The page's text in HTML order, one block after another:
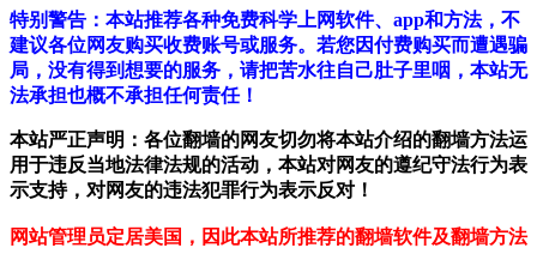
特别警告：本站推荐各种免费科学上网软件、app和方法，不
建议各位网友购买收费账号或服务。若您因付费购买而遭遇骗
局，没有得到想要的服务，请把苦水往自己肚子里咽，本站无
法承担也概不承担任何责任！
本站严正声明：各位翻墙的网友切勿将本站介绍的翻墙方法运
用于违反当地法律法规的活动，本站对网友的遵纪守法行为表
示支持，对网友的违法犯罪行为表示反对！
网站管理员定居美国，因此本站所推荐的翻墙软件及翻墙方法